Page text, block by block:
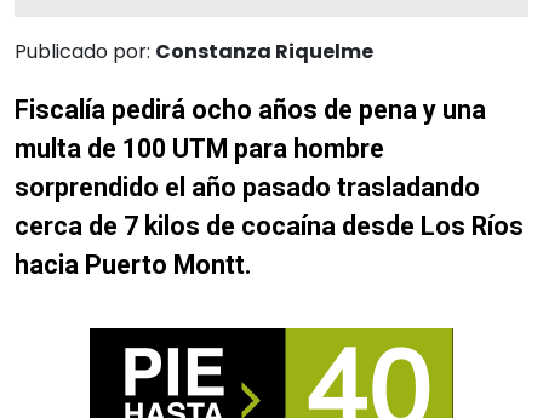
Publicado por: Constanza Riquelme
Fiscalía pedirá ocho años de pena y una
multa de 100 UTM para hombre
sorprendido el año pasado trasladando
cerca de 7 kilos de cocaína desde Los Ríos
hacia Puerto Montt.